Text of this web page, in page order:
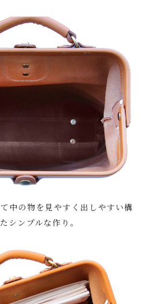
中の物を見やすく出しやすい構
シンプルな作り。